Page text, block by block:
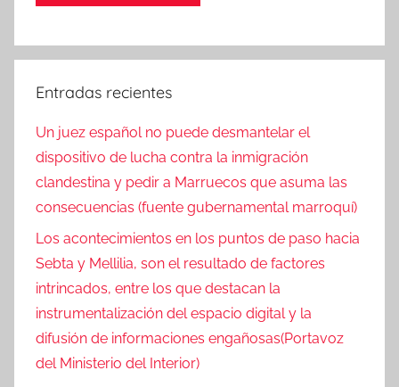
Entradas recientes
Un juez español no puede desmantelar el
dispositivo de lucha contra la inmigración
clandestina y pedir a Marruecos que asuma las
consecuencias (fuente gubernamental marroquí)
Los acontecimientos en los puntos de paso hacia
Sebta y Mellilia, son el resultado de factores
intrincados, entre los que destacan la
instrumentalización del espacio digital y la
difusión de informaciones engañosas(Portavoz
del Ministerio del Interior)